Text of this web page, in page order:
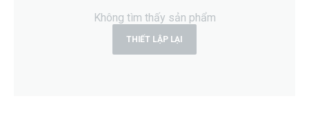
Không tìm thấy sản phẩm
THIẾT LẬP LẠI